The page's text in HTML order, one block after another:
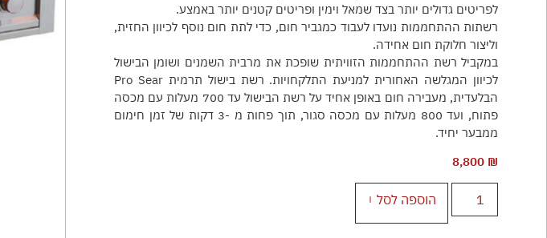
לפריטים גדולים יותר בצד שמאל וימין ופריטים קטנים יותר באמצע.
רשתות ההתחממות נועדו לעבוד כמגביר חום, כדי לתת חום נוסף לכיוון החזית,
וליצור חלוקת חום אחידה.
במקביל רשת ההתחממות הזוויתית שופכת את מרבית השמנים ושומן הבישול
לכיוון המגלשה האחורית למניעת התלקחויות. רשת בישול תרמית Pro Sear
הבלעדית, מעבירה חום באופן אחיד על רשת הבישול עד 700 מעלות עם מכסה
פתוח, ועד 800 מעלות עם מכסה סגור, תוך פחות מ -3 דקות של זמן חימום
ממבער יחיד.
8,800 ₪
הוספה לסל